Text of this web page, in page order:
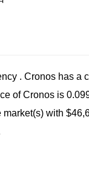
. Cronos has a
of Cronos is
with